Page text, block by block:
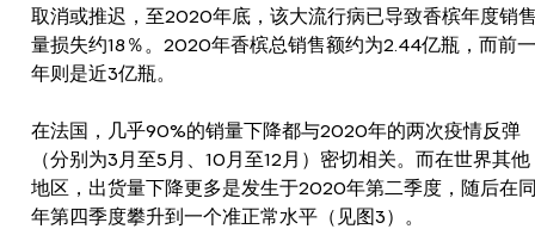
取消或推迟，至2020年底，该大流行病已导致香槟年度销
量损失约18％。2020年香槟总销售额约为2.44亿瓶，而前一
年则是近3亿瓶。
在法国，几乎90%的销量下降都与2020年的两次疫情反弹
（分别为3月至5月、10月至12月）密切相关。而在世界其他
地区，出货量下降更多是发生于2020年第二季度，随后在
年第四季度攀升到一个准正常水平（见图3）。